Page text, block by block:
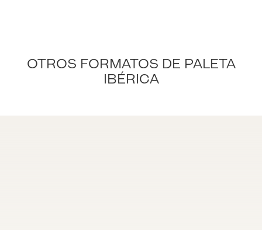
OTROS FORMATOS DE PALETA
IBÉRICA